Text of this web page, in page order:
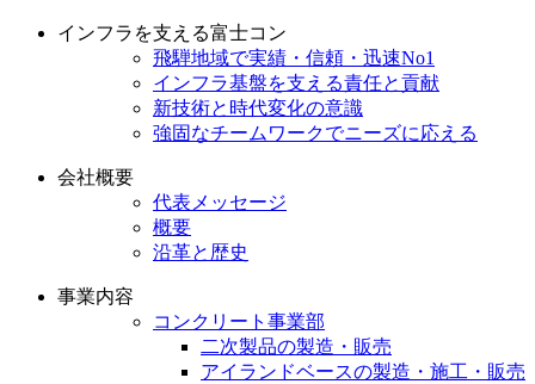
インフラを支える富士コン
飛騨地域で実績・信頼・迅速No1
インフラ基盤を支える責任と貢献
新技術と時代変化の意識
強固なチームワークでニーズに応える
会社概要
代表メッセージ
概要
沿革と歴史
事業内容
コンクリート事業部
二次製品の製造・販売
アイランドベースの製造・施工・販売